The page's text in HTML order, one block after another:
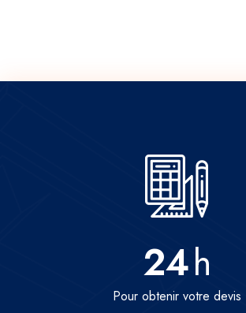
24h
Pour obtenir votre devis